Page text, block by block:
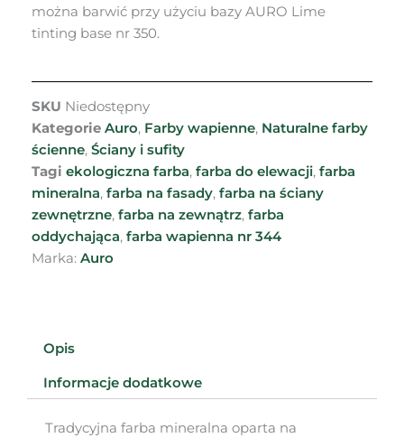
można barwić przy użyciu bazy AURO Lime
tinting base nr 350.
SKU Niedostępny
Kategorie Auro, Farby wapienne, Naturalne farby
ścienne, Ściany i sufity
Tagi ekologiczna farba, farba do elewacji, farba
mineralna, farba na fasady, farba na ściany
zewnętrzne, farba na zewnątrz, farba
oddychająca, farba wapienna nr 344
Marka: Auro
Opis
Informacje dodatkowe
Tradycyjna farba mineralna oparta na